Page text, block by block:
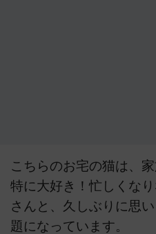
こちらのお宅の猫は、
特に大好き！忙しくな
さんと、久しぶりに思
題になっています。